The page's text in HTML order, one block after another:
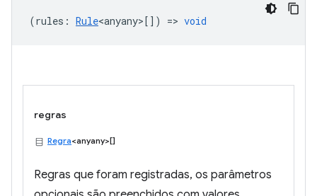
(rules : Rule<anyany> []) => void
regras
Regra<anyany>[]
Regras que foram registradas, os parâmetros